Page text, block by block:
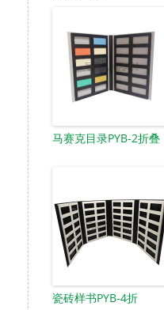
马赛克目录PYB-2折叠
瓷砖样书PYB-4折